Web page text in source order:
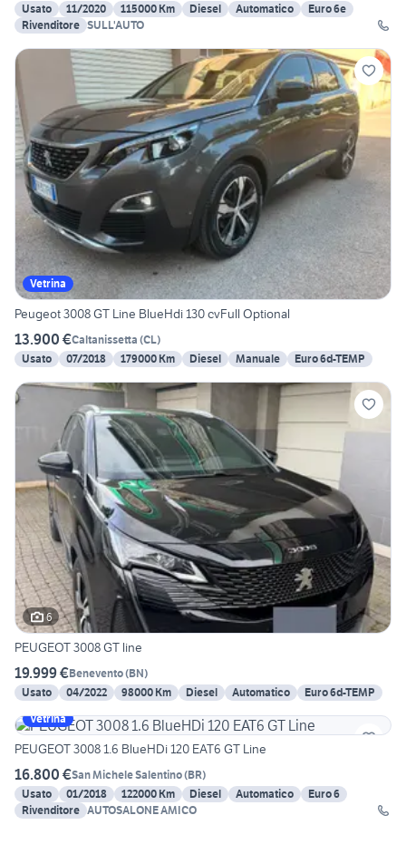
Usato
11/2020 115000 Km Diesel Automatico
Euro 6e
Rivenditore SULL'AUTO
Vetrina
Peugeot 3008 GT Line BlueHdi 130 cvFull Optional
13.900 €Caltanissetta (CL)
Usato
07/2018 179000 Km Diesel Manuale Euro 6d-TEMP
6
PEUGEOT 3008 GT line
19.999 €Benevento(BN)
Usato
04/2022 98000 Km Diesel Automatico
Euro 6d-TEMP
Vetrina
PEUGEOT 3008 1.6 BlueHDi 120 EAT6 GT Line
16.800 €San Michele Salentino(BR)
Usato
01/2018 122000 Km Diesel Automatico
Euro 6
Rivenditore AUTOSALONE AMICO